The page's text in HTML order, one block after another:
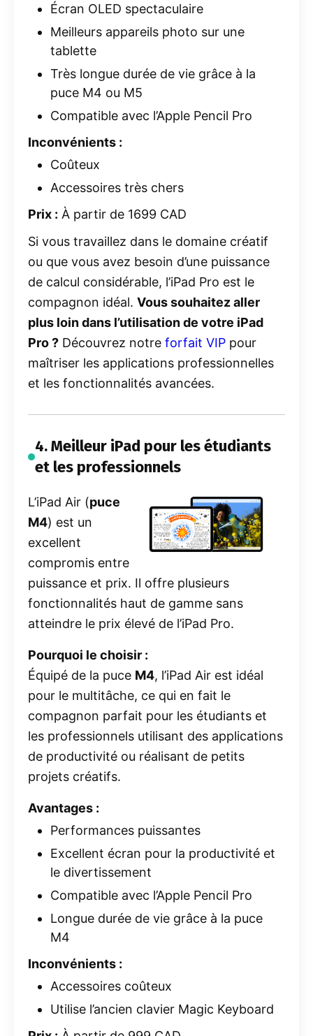
Écran OLED spectaculaire
Meilleurs appareils photo sur une
tablette
Très longue durée de vie grâce à la
puce M4 ou M5
Compatible avec l’Apple Pencil Pro
Inconvénients :
Coûteux
Accessoires très chers
Prix : À partir de 1699 CAD
Si vous travaillez dans le domaine créatif
ou que vous avez besoin d’une puissance
de calcul considérable, l’iPad Pro est le
compagnon idéal. Vous souhaitez aller
plus loin dans l’utilisation de votre iPad
Pro ? Découvrez notre forfait VIP pour
maîtriser les applications professionnelles
et les fonctionnalités avancées.
4. Meilleur iPad pour les étudiants
et les professionnels
L’iPad Air (puce
M4) est un
excellent
compromis entre
puissance et prix. Il offre plusieurs
fonctionnalités haut de gamme sans
atteindre le prix élevé de l’iPad Pro.
Pourquoi le choisir :
Équipé de la puce M4, l’iPad Air est idéal
pour le multitâche, ce qui en fait le
compagnon parfait pour les étudiants et
les professionnels utilisant des applications
de productivité ou réalisant de petits
projets créatifs.
Avantages :
Performances puissantes
Excellent écran pour la productivité et
le divertissement
Compatible avec l’Apple Pencil Pro
Longue durée de vie grâce à la puce
M4
Inconvénients :
Accessoires coûteux
Utilise l’ancien clavier Magic Keyboard